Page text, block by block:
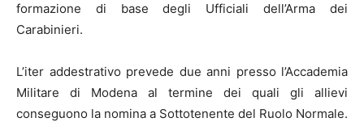
formazione di base degli Ufficiali dell’Arma dei
Carabinieri.
L’iter addestrativo prevede due anni presso l’Accademia
Militare di Modena al termine dei quali gli allievi
conseguono la nomina a Sottotenente del Ruolo Normale.